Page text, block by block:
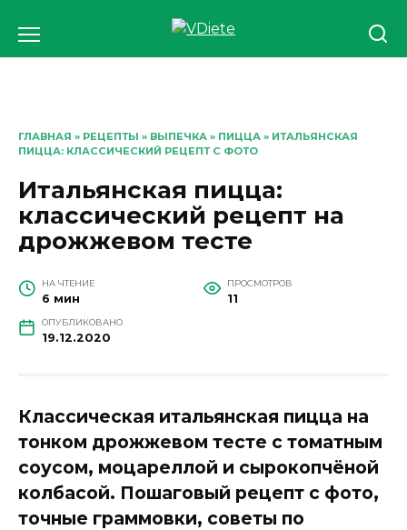
содержанию
ГЛАВНАЯ » РЕЦЕПТЫ » ВЫПЕЧКА » ПИЦЦА » ИТАЛЬЯНСКАЯ
ПИЦЦА: КЛАССИЧЕСКИЙ РЕЦЕПТ С ФОТО
Итальянская пицца:
классический рецепт на
дрожжевом тесте
НА ЧТЕНИЕ
6 мин
ПРОСМОТРОВ
11
ОПУБЛИКОВАНО
19.12.2020
Классическая итальянская пицца на
тонком дрожжевом тесте с томатным
соусом, моцареллой и сырокопчёной
колбасой. Пошаговый рецепт с фото,
точные граммовки, советы по